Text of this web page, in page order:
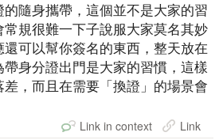
隨身攜帶，這個並不是大家的習
規很難一下子說服大家莫名其妙
可以幫你簽名的東西，整天放在
身分證出門是大家的習慣，這樣
，而且在需要「換證」的場景會
Link in context Link